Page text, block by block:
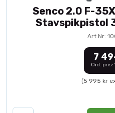
Senco 2.0 F-
Stavspikpistol
Art.Nr:
7
Ord. pris:
(5 995 kr